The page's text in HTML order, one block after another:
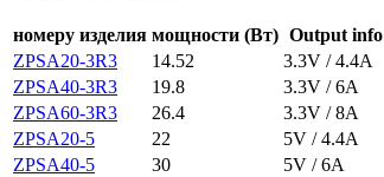
номеру изделия мощности (Вт) Output info
ZPSA20-3R3
14.52 3.3V / 4.4A
ZPSA40-3R3
19.8 3.3V / 6A
ZPSA60-3R3
26.4 3.3V / 8A
ZPSA20-5
22 5V / 4.4A
ZPSA40-5
30 5V / 6A